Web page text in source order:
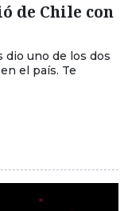
de Chile con
dio uno de los dos
el país. Te